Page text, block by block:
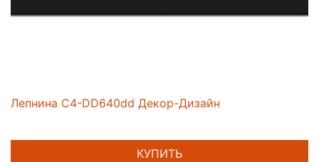
Лепнина C4-DD640dd Декор-Дизайн
КУПИТЬ